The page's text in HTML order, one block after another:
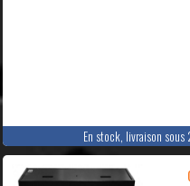
En stock, livraison